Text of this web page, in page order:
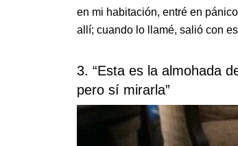
en mi habitación, entré en
allí; cuando lo llamé, salió con
3. “Esta es la almohada
pero sí mirarla”